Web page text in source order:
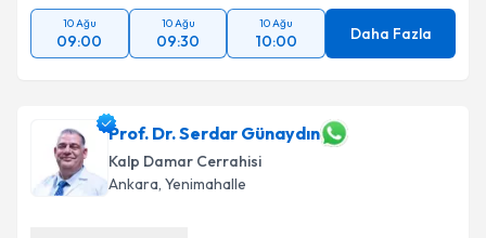
10 Ağu
09:00
10 Ağu
09:30
10 Ağu
10:00 Daha Fazla
Prof. Dr. Serdar Günaydın
Kalp Damar Cerrahisi
Ankara, Yenimahalle